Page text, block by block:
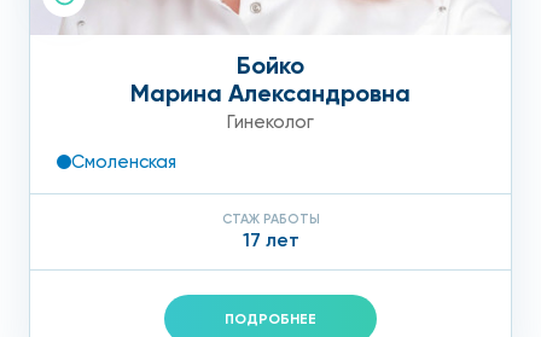
Бойко
Марина Александровна
Гинеколог
Смоленская
СТАЖ РАБОТЫ
17 лет
ПОДРОБНЕЕ